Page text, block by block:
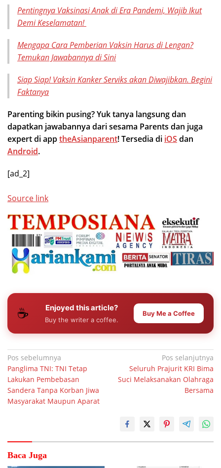
Pentingnya Vaksinasi Anak di Era Pandemi, Wajib Ikut
Demi Keselamatan!
Mengapa Cara Pemberian Vaksin Harus di Lengan?
Temukan Jawabannya di Sini
Siap Siap! Vaksin Kanker Serviks akan Diwajibkan. Begini
Faktanya
Parenting bikin pusing? Yuk tanya langsung dan
dapatkan jawabannya dari sesama Parents dan juga
expert di apptheAsianparent! Tersedia di iOS dan
Android.
[ad_2]
Source link
☕ Enjoyed this article?
Buy the writer a coffee.
Buy Me a Coffee
Navigasi
pos
Pos sebelumnya
Panglima TNI: TNI Tetap
Lakukan Pembebasan
Sandera Tanpa Korban Jiwa
Masyarakat Maupun Aparat
Pos selanjutnya
Seluruh Prajurit KRI Bima
Suci Melaksanakan Olahraga
Bersama
Baca Juga